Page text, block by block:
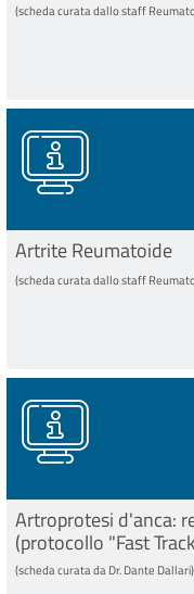
(scheda curata dallo staff
Artrite Reumatoide
(scheda curata dallo staff
Artroprotesi d'anca:
(protocollo "Fast
(scheda curata da Dr. Dante Dallari)